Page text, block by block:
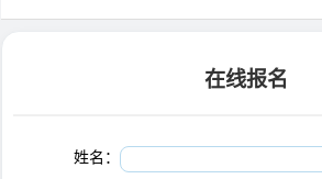
在线报名
姓名：